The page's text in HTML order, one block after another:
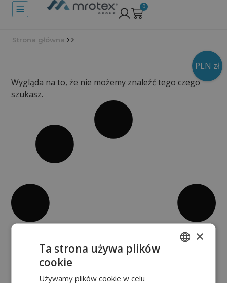
0
Strona główna
Wygląda na to, że nie możemy znaleźć tego czego
szukasz.
PLN zł
×
Ta strona używa plików
cookie
Używamy plików cookie w celu